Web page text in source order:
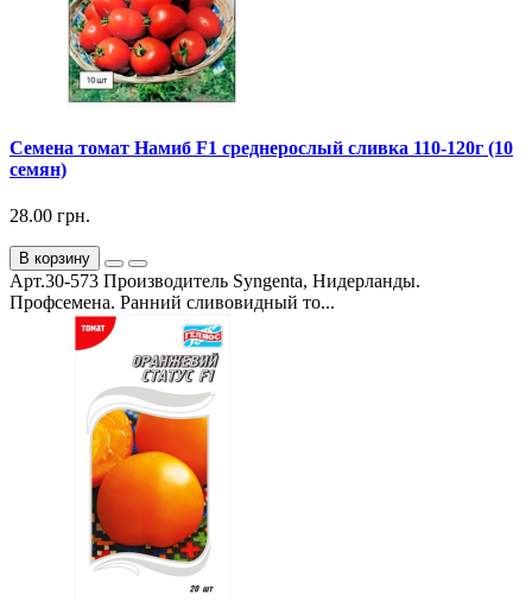
Семена томат Намиб F1 среднерослый сливка 110-120г (10
семян)
28.00 грн.
В корзину
Арт.30-573 Производитель Syngenta, Нидерланды.
Профсемена. Ранний сливовидный то...